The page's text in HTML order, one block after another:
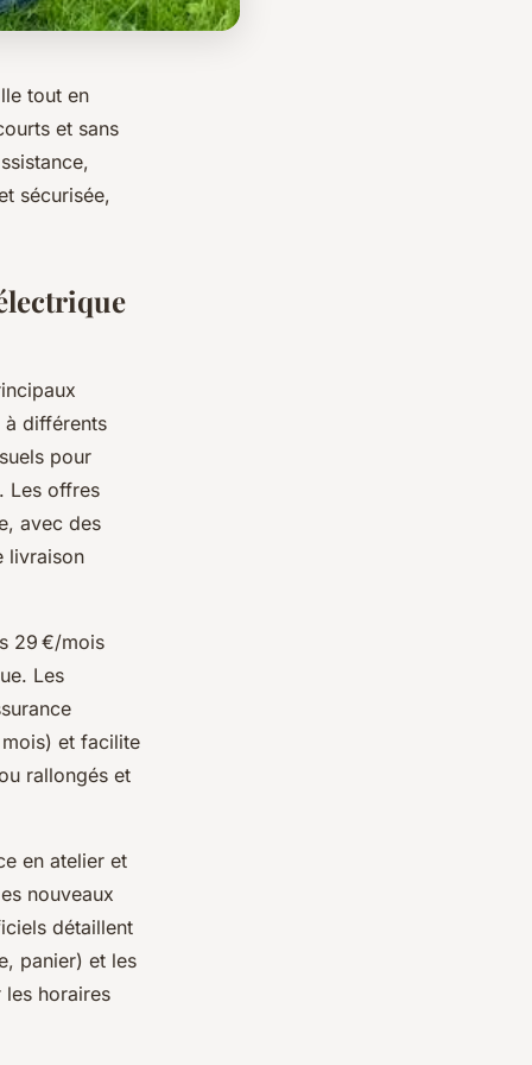
tout en
et sans
sécurisée,
à différents
pour
Les offres
avec des
livraison
29 €/mois
Les
et facilite
rallongés et
en atelier et
nouveaux
détaillent
panier) et les
les horaires